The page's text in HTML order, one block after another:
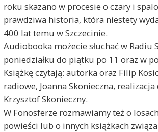
roku skazano w procesie o czary i
prawdziwa historia, która niestety
400 lat temu w Szczecinie.
Audiobooka możecie słuchać w Radiu
poniedziałku do piątku po 11 oraz w
Książkę czytają: autorka oraz Filip
radiowe, Joanna Skonieczna,
Krzysztof Skonieczny.
W Fonosferze rozmawiamy też o
powieści lub o innych książkach